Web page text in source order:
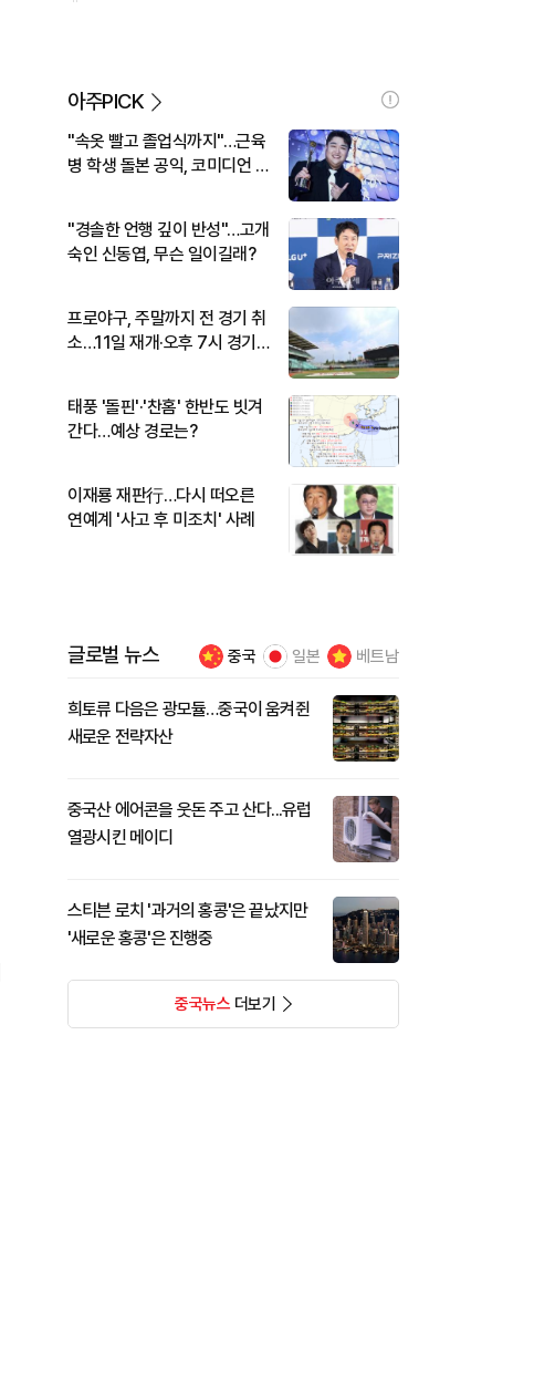
아주PICK
"속옷 빨고 졸업식까지"…근육
병 학생 돌본 공익, 코미디언 김
"경솔한 언행 깊이 반성"…고개
숙인 신동엽, 무슨 일이길래?
프로야구, 주말까지 전 경기 취
소…11일 재개·오후 7시 경기
태풍 '돌핀'·'찬홈' 한반도 빗겨
간다…예상 경로는?
이재룡 재판行…다시 떠오른
연예계 '사고 후 미조치' 사례
글로벌 뉴스 중국 일본 베트남
희토류 다음은 광모듈…중국이 움켜쥔
새로운 전략자산
중국산 에어콘을 웃돈 주고 산다...유럽
열광시킨 메이디
스티븐 로치 '과거의 홍콩'은 끝났지만
'새로운 홍콩'은 진행중
중국뉴스더보기